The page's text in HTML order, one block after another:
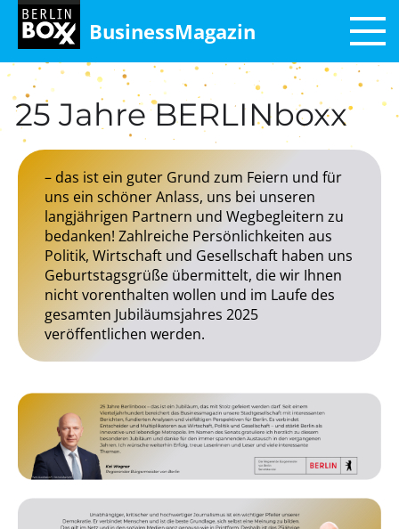
BusinessMagazin
25 Jahre BERLINboxx
– das ist ein guter Grund zum Feiern und für
uns ein schöner Anlass, uns bei unseren
langjährigen Partnern und Wegbegleitern zu
bedanken! Zahlreiche Persönlichkeiten aus
Politik, Wirtschaft und Gesellschaft haben uns
Geburtstagsgrüße übermittelt, die wir Ihnen
nicht vorenthalten wollen und im Laufe des
gesamten Jubiläumsjahres 2025
veröffentlichen werden.